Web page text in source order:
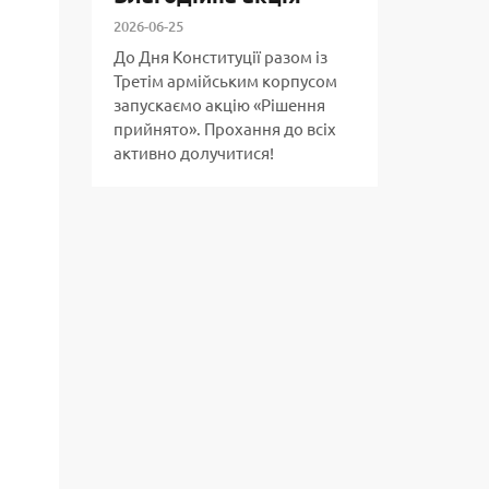
2026-06-25
До Дня Конституції разом із
Третім армійським корпусом
запускаємо акцію «Рішення
прийнято». Прохання до всіх
активно долучитися!